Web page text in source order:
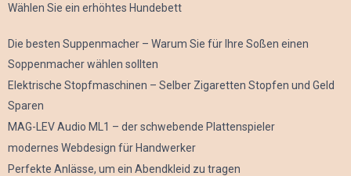
Wählen Sie ein erhöhtes Hundebett
Die besten Suppenmacher – Warum Sie für Ihre Soßen einen
Soppenmacher wählen sollten
Elektrische Stopfmaschinen – Selber Zigaretten Stopfen und Geld
Sparen
MAG-LEV Audio ML1 – der schwebende Plattenspieler
modernes Webdesign für Handwerker
Perfekte Anlässe, um ein Abendkleid zu tragen